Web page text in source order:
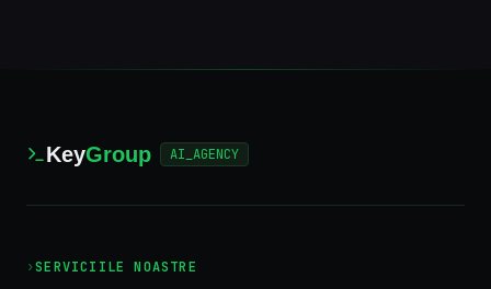
KeyGroup AI_AGENCY
›SERVICIILE NOASTRE